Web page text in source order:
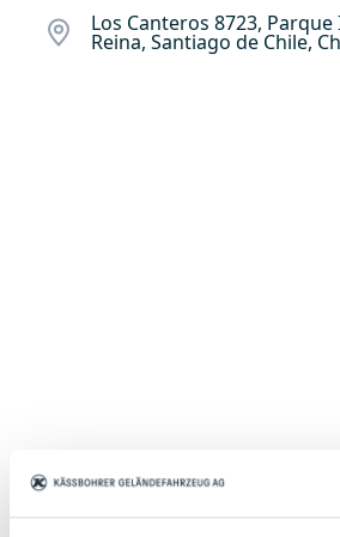
Los Canteros 8723,
Reina, Santiago de Chile,